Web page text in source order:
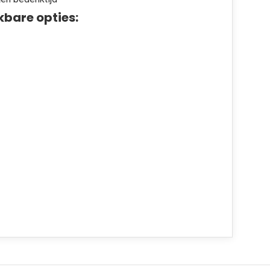
opties: